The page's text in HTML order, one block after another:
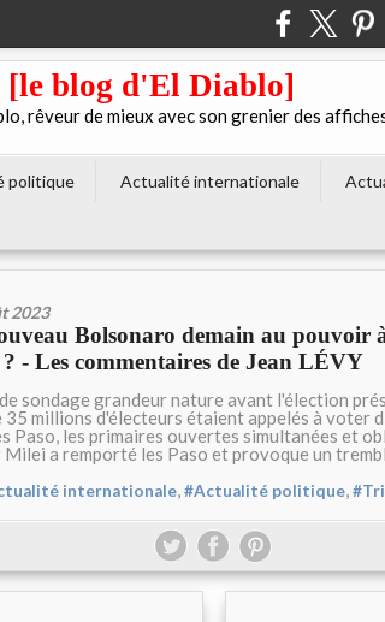
blog d'El Diablo]
rêveur de mieux avec son grenier des
politique Actualité internationale
2023
Bolsonaro demain au pouvoir
- Les commentaires de Jean LÉVY
sondage grandeur nature avant l'élection
35 millions d'électeurs étaient appelés à voter
Paso, les primaires ouvertes simultanées et
Milei a remporté les Paso et provoque un
internationale,#Actualité politique,